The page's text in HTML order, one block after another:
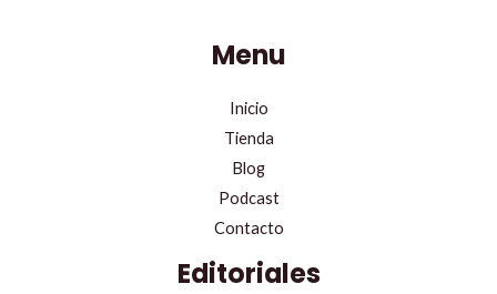
Menu
Inicio
Tienda
Blog
Podcast
Contacto
Editoriales